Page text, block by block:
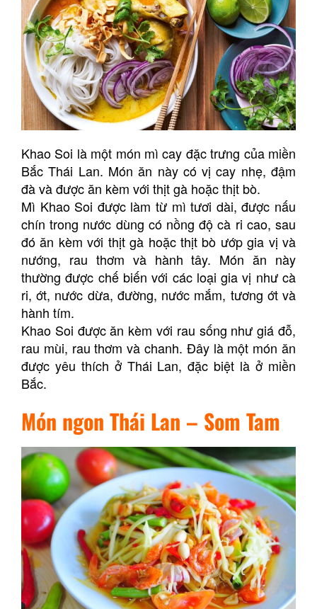
Khao Soi là một món mì cay đặc trưng của miền
Bắc Thái Lan. Món ăn này có vị cay nhẹ, đậm
đà và được ăn kèm với thịt gà hoặc thịt bò.
Mì Khao Soi được làm từ mì tươi dài, được nấu
chín trong nước dùng có nồng độ cà ri cao, sau
đó ăn kèm với thịt gà hoặc thịt bò ướp gia vị và
nướng, rau thơm và hành tây. Món ăn này
thường được chế biến với các loại gia vị như cà
ri, ớt, nước dừa, đường, nước mắm, tương ớt và
hành tím.
Khao Soi được ăn kèm với rau sống như giá đỗ,
rau mùi, rau thơm và chanh. Đây là một món ăn
được yêu thích ở Thái Lan, đặc biệt là ở miền
Bắc.
Món ngon Thái Lan – Som Tam